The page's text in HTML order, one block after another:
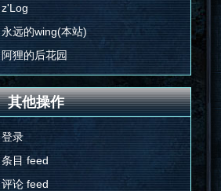
z'Log
永远的wing(本站)
阿狸的后花园
其他操作
登录
条目 feed
评论 feed